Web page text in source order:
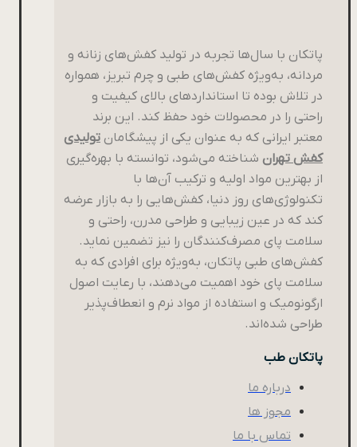
پاتکان با سال‌ها تجربه در تولید کفش‌های زنانه و
مردانه، به‌ویژه کفش‌های طبی و چرم تبریز، همواره
در تلاش بوده تا استانداردهای بالای کیفیت و
راحتی را در محصولات خود حفظ کند. این برند
معتبر ایرانی که به عنوان یکی از پیشگامان تولیدی
کفش تهران شناخته می‌شود، توانسته با بهره‌گیری
از بهترین مواد اولیه و ترکیب آن‌ها با
تکنولوژی‌های روز دنیا، کفش‌هایی را به بازار عرضه
کند که در عین زیبایی و طراحی مدرن، راحتی و
سلامت پای مصرف‌کنندگان را نیز تضمین نماید.
کفش‌های طبی پاتکان، به‌ویژه برای افرادی که به
سلامت پای خود اهمیت می‌دهند، با رعایت اصول
ارگونومیک و استفاده از مواد نرم و انعطاف‌پذیر
طراحی شده‌اند.
پاتکان طب
درباره ما
مجوز ها
تماس با ما